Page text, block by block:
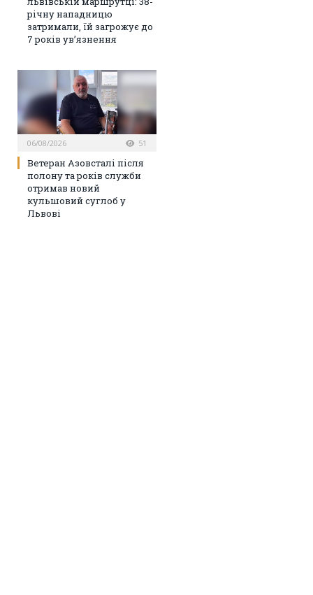
річну нападницю
затримали, їй загрожує до
7 років ув’язнення
06/08/2026 51
Ветеран Азовсталі після
полону та років служби
отримав новий
кульшовий суглоб у
Львові